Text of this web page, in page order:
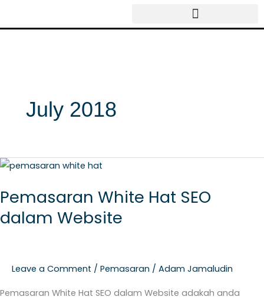
July 2018
Pemasaran White Hat SEO
dalam Website
Leave a Comment / Pemasaran / Adam Jamaludin
Pemasaran White Hat SEO dalam Website adakah anda
Pemasaran
Hat
SEO